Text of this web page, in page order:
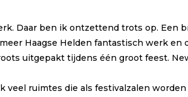
Daar ben ik ontzettend trots op. Een
Haagse Helden fantastisch werk
uitgepakt tijdens één groot feest.
ruimtes die als festivalzalen